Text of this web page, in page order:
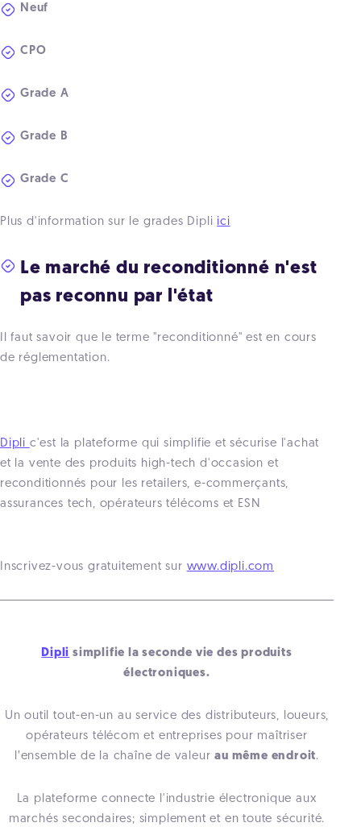
Neuf
CPO
Grade A
Grade B
Grade C
Plus d'information sur le grades Dipli ici
Le marché du reconditionné n'est
pas reconnu par l'état
Il faut savoir que le terme "reconditionné" est en cours
de réglementation.
Dipli c'est la plateforme qui simplifie et sécurise l'achat
et la vente des produits high-tech d'occasion et
reconditionnés pour les retailers, e-commerçants,
assurances tech, opérateurs télécoms et ESN
Inscrivez-vous gratuitement sur www.dipli.com
Dipli simplifie la seconde vie des produits
électroniques.
Un outil tout-en-un au service des distributeurs, loueurs,
opérateurs télécom et entreprises pour maîtriser
l’ensemble de la chaîne de valeur au même endroit.
La plateforme connecte l'industrie électronique aux
marchés secondaires; simplement et en toute sécurité.